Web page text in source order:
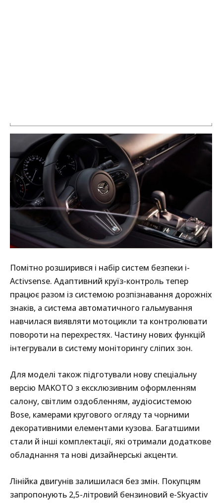
Помітно розширився і набір систем безпеки i-
Activsense. Адаптивний круїз-контроль тепер
працює разом із системою розпізнавання дорожніх
знаків, а система автоматичного гальмування
навчилася виявляти мотоцикли та контролювати
повороти на перехрестях. Частину нових функцій
інтегрували в систему моніторингу сліпих зон.
Для моделі також підготували нову спеціальну
версію MAKOTO з ексклюзивним оформленням
салону, світлим оздобленням, аудіосистемою
Bose, камерами кругового огляду та чорними
декоративними елементами кузова. Багатшими
стали й інші комплектації, які отримали додаткове
обладнання та нові дизайнерські акценти.
Лінійка двигунів залишилася без змін. Покупцям
запропонують 2,5-літровий бензиновий e-Skyactiv